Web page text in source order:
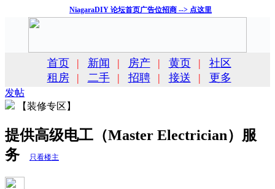
NiagaraDIY 论坛首页广告位招商 --> 点这里
首页 | 新闻 | 房产 | 黄页 |
社区
租房
| 二手 | 招聘 | 接送 | 更多
发帖
【装修专区】
提供高级电工（Master Electrician）服
务
只看楼主